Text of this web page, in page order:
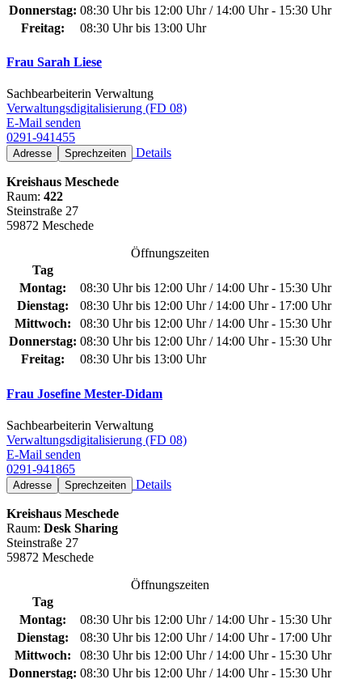
Donnerstag: 08:30 Uhr bis 12:00 Uhr / 14:00 Uhr - 15:30 Uhr
Freitag:
08:30 Uhr bis 13:00 Uhr
Frau Sarah Liese
Sachbearbeiterin Verwaltung
Verwaltungsdigitalisierung (FD 08)
E-Mail senden
0291-941455
Adresse Sprechzeiten Details
Kreishaus Meschede
Raum: 422
Steinstraße 27
59872 Meschede
Öffnungszeiten
Tag
Montag:
08:30 Uhr bis 12:00 Uhr / 14:00 Uhr - 15:30 Uhr
Dienstag:
08:30 Uhr bis 12:00 Uhr / 14:00 Uhr - 17:00 Uhr
Mittwoch:
08:30 Uhr bis 12:00 Uhr / 14:00 Uhr - 15:30 Uhr
Donnerstag: 08:30 Uhr bis 12:00 Uhr / 14:00 Uhr - 15:30 Uhr
Freitag:
08:30 Uhr bis 13:00 Uhr
Frau Josefine Mester-Didam
Sachbearbeiterin Verwaltung
Verwaltungsdigitalisierung (FD 08)
E-Mail senden
0291-941865
Adresse Sprechzeiten Details
Kreishaus Meschede
Raum: Desk Sharing
Steinstraße 27
59872 Meschede
Öffnungszeiten
Tag
Montag:
08:30 Uhr bis 12:00 Uhr / 14:00 Uhr - 15:30 Uhr
Dienstag:
08:30 Uhr bis 12:00 Uhr / 14:00 Uhr - 17:00 Uhr
Mittwoch:
08:30 Uhr bis 12:00 Uhr / 14:00 Uhr - 15:30 Uhr
Donnerstag: 08:30 Uhr bis 12:00 Uhr / 14:00 Uhr - 15:30 Uhr